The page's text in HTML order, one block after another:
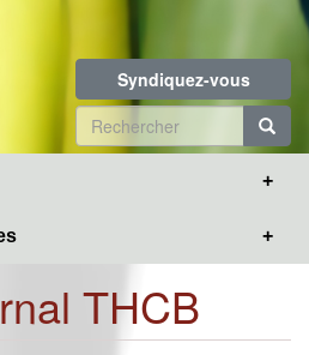
Syndiquez-vous
Formulaire
de
THCB